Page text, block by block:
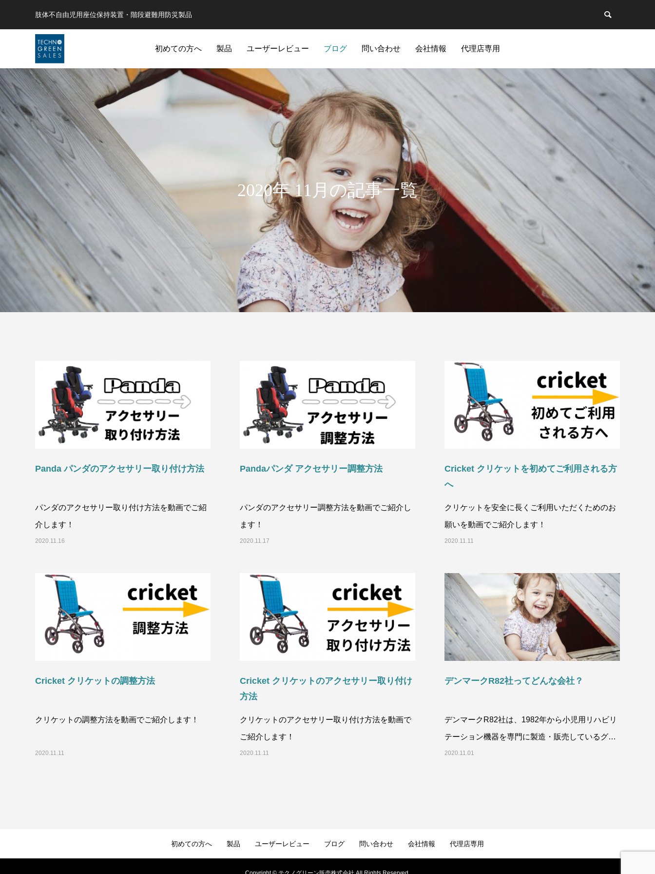
肢体不自由児用座位保持装置・階段避難用防災製品
初めての方へ 製品 ユーザーレビュー ブログ 問い合わせ 会社情報 代理店専用
2020年 11月の記事一覧
Panda パンダのアクセサリー取り付け方法
パンダのアクセサリー取り付け方法を動画でご紹
介します！
2020.11.16
Pandaパンダ アクセサリー調整方法
パンダのアクセサリー調整方法を動画でご紹介し
ます！
2020.11.17
Cricket クリケットを初めてご利用される方
へ
クリケットを安全に長くご利用いただくためのお
願いを動画でご紹介します！
2020.11.11
Cricket クリケットの調整方法
クリケットの調整方法を動画でご紹介します！
2020.11.11
Cricket クリケットのアクセサリー取り付け
方法
クリケットのアクセサリー取り付け方法を動画で
ご紹介します！
2020.11.11
デンマークR82社ってどんな会社？
デンマークR82社は、1982年から小児用リハビリ
テーション機器を専門に製造・販売しているグロ
ーバル企業です。2020年現在、デンマークを
2020.11.01
初めての方へ 製品 ユーザーレビュー ブログ 問い合わせ 会社情報 代理店専用